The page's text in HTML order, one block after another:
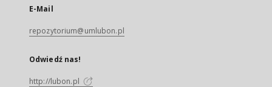
E-Mail
repozytorium@umlubon.pl
Odwiedź nas!
http://lubon.pl